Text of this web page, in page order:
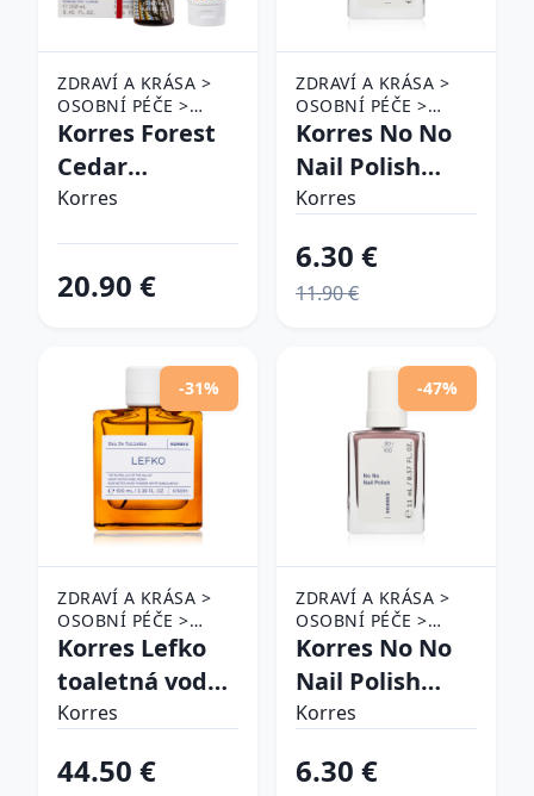
ZDRAVÍ A KRÁSA >
OSOBNÍ PÉČE >
KOSMETIKA >
TĚLO > TĚLOVÁ
MÝDLA
Korres Forest
Cedar
darčeková
Korres
20.90 €
ZDRAVÍ A KRÁSA >
OSOBNÍ PÉČE >
KOSMETIKA > PÉČE
NEHTY
Korres No No
Nail Polish
ošetrujúci lak
odtieň 59
Burgundy Red
Korres
6.30 €
11.90 €
-31%
ZDRAVÍ A KRÁSA >
OSOBNÍ PÉČE >
KOSMETIKA >
KOLÍNSKÉ VODY
Korres Lefko
toaletná voda
unisex 100 ml
Korres
44.50 €
-47%
ZDRAVÍ A KRÁSA >
OSOBNÍ PÉČE >
KOSMETIKA > PÉČE
NEHTY
Korres No No
Nail Polish
ošetrujúci lak
odtieň 66
Korres
6.30 €